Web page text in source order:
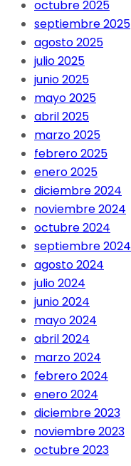
octubre 2025
septiembre 2025
agosto 2025
julio 2025
junio 2025
mayo 2025
abril 2025
marzo 2025
febrero 2025
enero 2025
diciembre 2024
noviembre 2024
octubre 2024
septiembre 2024
agosto 2024
julio 2024
junio 2024
mayo 2024
abril 2024
marzo 2024
febrero 2024
enero 2024
diciembre 2023
noviembre 2023
octubre 2023